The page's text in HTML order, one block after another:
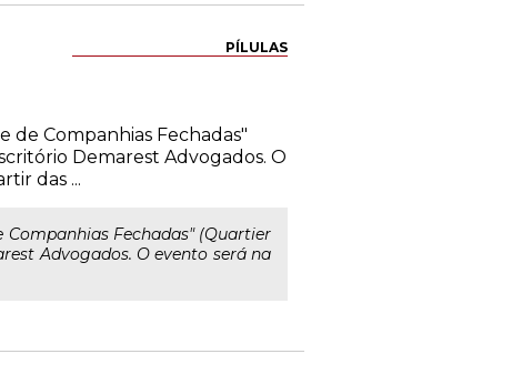
PÍLULAS
de Companhias Fechadas"
Demarest Advogados. O
das ...
Companhias Fechadas" (Quartier
Advogados. O evento será na